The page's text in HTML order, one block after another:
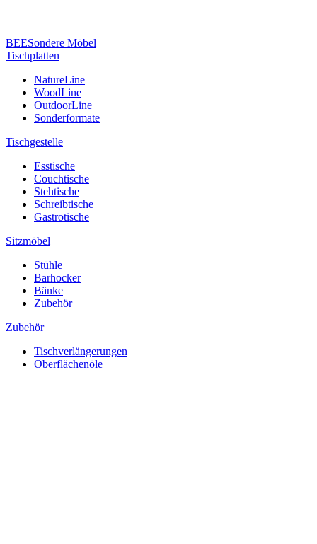
BEESondere Möbel
Tischplatten
NatureLine
WoodLine
OutdoorLine
Sonderformate
Tischgestelle
Esstische
Couchtische
Stehtische
Schreibtische
Gastrotische
Sitzmöbel
Stühle
Barhocker
Bänke
Zubehör
Zubehör
Tischverlängerungen
Oberflächenöle